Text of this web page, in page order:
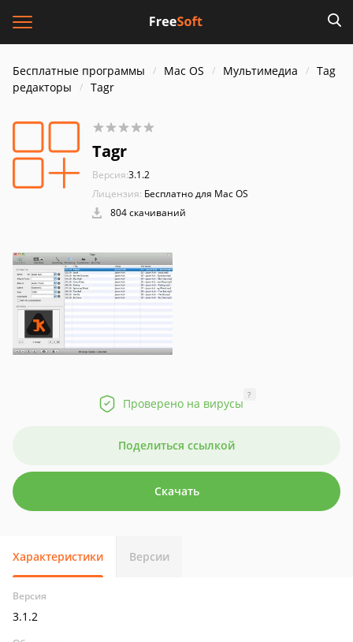
Бесплатные программы Mac OS Мультимедиа
Tag
редакторы
Tagr
Tagr
Версия:3.1.2
Лицензия: Бесплатно для Mac OS
804 скачиваний
Проверено на вирусы
?
Поделиться ссылкой
Скачать
Характеристики Версии
Версия
3.1.2